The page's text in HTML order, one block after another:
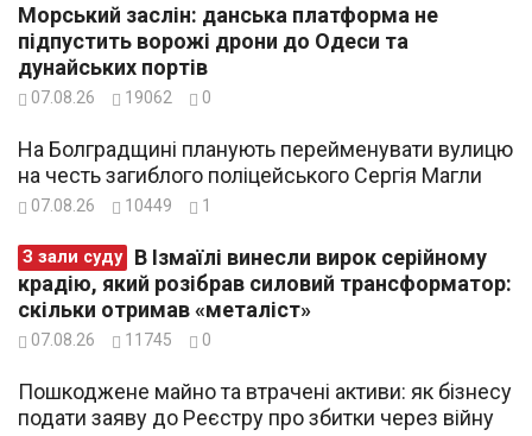
Морський заслін: данська платформа не
підпустить ворожі дрони до Одеси та
дунайських портів
07.08.26 19062 0
На Болградщині планують перейменувати вулицю
на честь загиблого поліцейського Сергія Магли
07.08.26 10449 1
З зали суду
крадію, який розібрав силовий трансформатор:
скільки отримав «металіст»
07.08.26 11745 0
Пошкоджене майно та втрачені активи: як бізнесу
подати заяву до Реєстру про збитки через війну